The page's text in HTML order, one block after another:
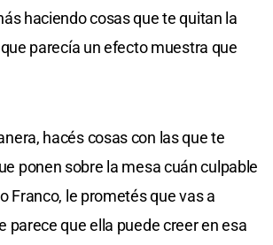
haciendo cosas que te quitan la
parecía un efecto muestra que
hacés cosas con las que te
ponen sobre la mesa cuán culpable
Franco, le prometés que vas a
parece que ella puede creer en esa